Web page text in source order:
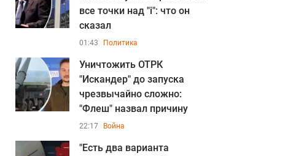
все точки над "i": что он
сказал
01:43 Политика
Уничтожить ОТРК
"Искандер" до запуска
чрезвычайно сложно:
"Флеш" назвал причину
22:17 Война
"Есть два варианта